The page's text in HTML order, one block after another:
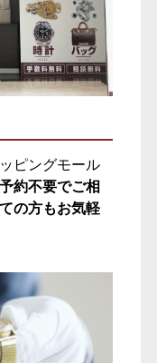
ピングモール
約不要でご相
の方もお気軽